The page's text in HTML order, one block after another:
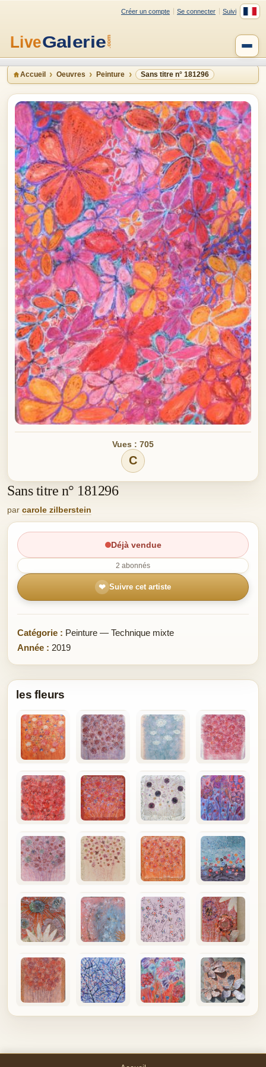
Créer un compte Se connecter Suivi
Accueil Oeuvres Peinture Sans titre n° 181296
Vues : 705
C
Sans titre n° 181296
par carole zilberstein
Déjà vendue
2 abonnés
❤ Suivre cet artiste
Catégorie : Peinture — Technique mixte
Année : 2019
les fleurs